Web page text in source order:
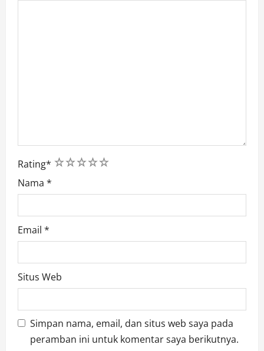
Rating* 5
4
3
2
1
Nama *
Email *
Situs Web
Simpan nama, email, dan situs web saya pada
peramban ini untuk komentar saya berikutnya.